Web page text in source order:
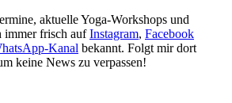
aktuelle Yoga-Workshops und
immer frisch aufInstagram, Facebook
Kanal bekannt. Folgt mir dort
keine News zu verpassen!